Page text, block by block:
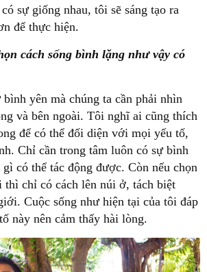
sự giống nhau, tôi sẽ sáng tạo ra
để thực hiện.
cách sống bình lặng như vậy có
yên mà chúng ta cần phải nhìn
và bên ngoài. Tôi nghĩ ai cũng thích
để có thể đối diện với mọi yếu tố,
Chỉ cần trong tâm luôn có sự bình
có thể tác động được. Còn nếu chọn
thì chỉ có cách lên núi ở, tách biệt
Cuộc sống như hiện tại của tôi đáp
này nên cảm thấy hài lòng.